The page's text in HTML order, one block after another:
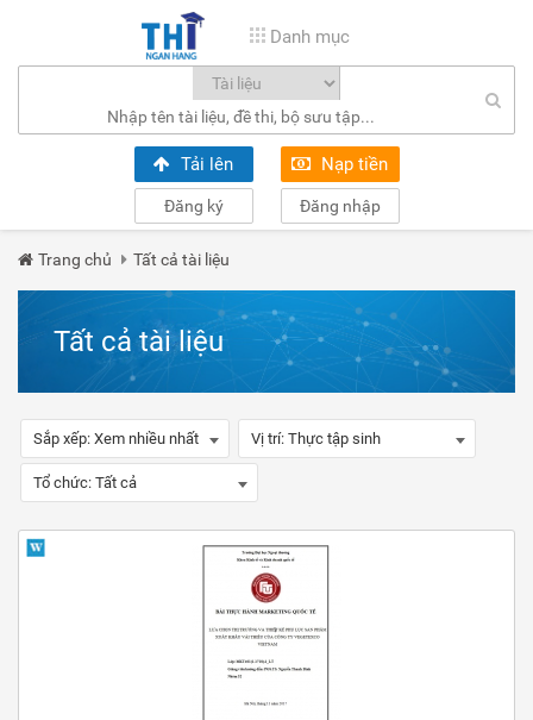
Danh mục
Tải lên Nạp tiền
Đăng ký Đăng nhập
Trang chủ Tất cả tài liệu
Tất cả tài liệu
Sắp xếp: Xem nhiều nhất Vị trí: Thực tập sinh
Tổ chức: Tất cả